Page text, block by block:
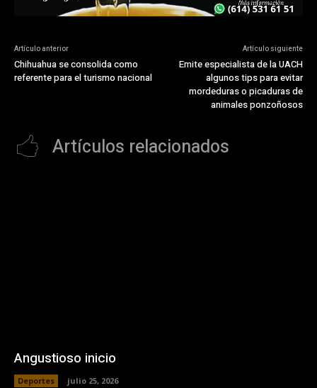
Artículo anterior
Chihuahua se consolida como
referente para el turismo nacional
Artículo siguiente
Emite especialista de la UACH
algunos tips para evitar
mordeduras o picaduras de
animales ponzoñosos
Artículos relacionados
Angustioso inicio
Deportes julio 25, 2026